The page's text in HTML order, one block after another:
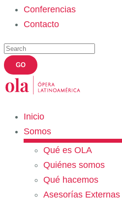
Conferencias
Contacto
Inicio
Somos
Qué es OLA
Quiénes somos
Qué hacemos
Asesorías Externas